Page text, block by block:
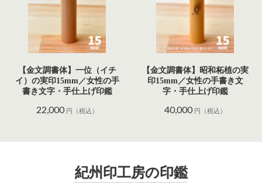
【金文調書体】一位（イチ
イ）の実印15mm／女性の手
書き文字・手仕上げ印鑑
22,000 円（税込）
【金文調書体】昭和柘植の実
印15mm／女性の手書き文
字・手仕上げ印鑑
40,000 円（税込）
紀州印工房の印鑑